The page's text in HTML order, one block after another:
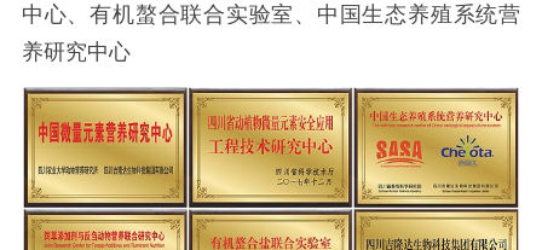
中心、有机螯合联合实验室、中国生态养殖系统营
养研究中心